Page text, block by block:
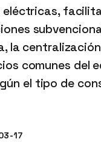
la
comunes del
el tipo de
17